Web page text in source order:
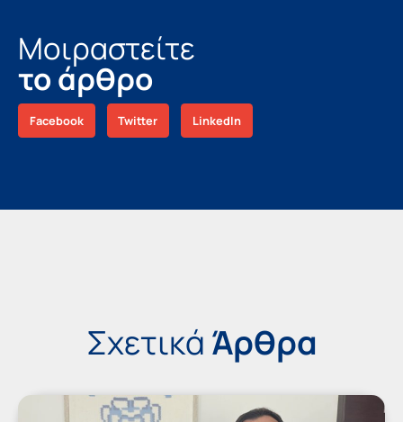
Μοιραστείτε
το άρθρο
Facebook Twitter LinkedIn
Σχετικά Άρθρα